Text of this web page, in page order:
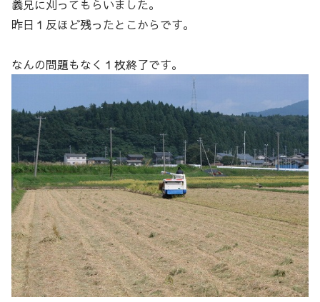
義兄に刈ってもらいました。
昨日１反ほど残ったとこからです。
なんの問題もなく１枚終了です。